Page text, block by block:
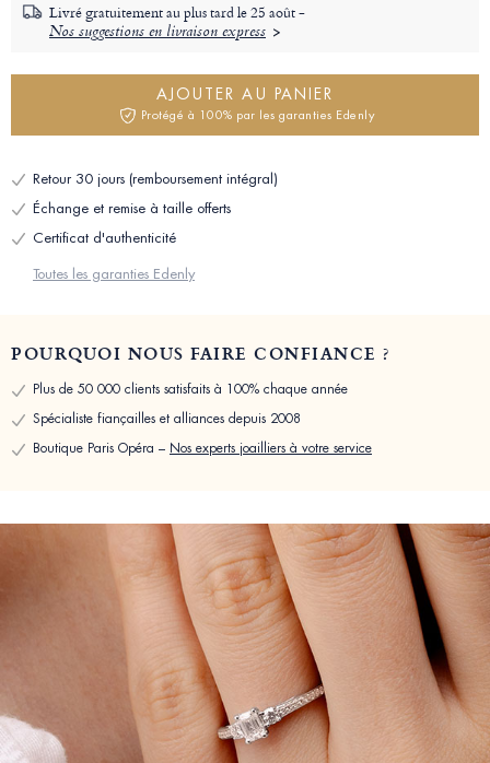
Livré gratuitement au plus tard le25 août -
Nos suggestions en livraison express
AJOUTER AU PANIER
Protégé à 100% par les garanties Edenly
Retour 30 jours (remboursement intégral)
Échange et remise à taille offerts
Certificat d'authenticité
Toutes les garanties Edenly
POURQUOI NOUS FAIRE CONFIANCE ?
Plus de 50 000 clients satisfaits à 100% chaque année
Spécialiste fiançailles et alliances depuis 2008
Boutique Paris Opéra – Nos experts joailliers à votre service